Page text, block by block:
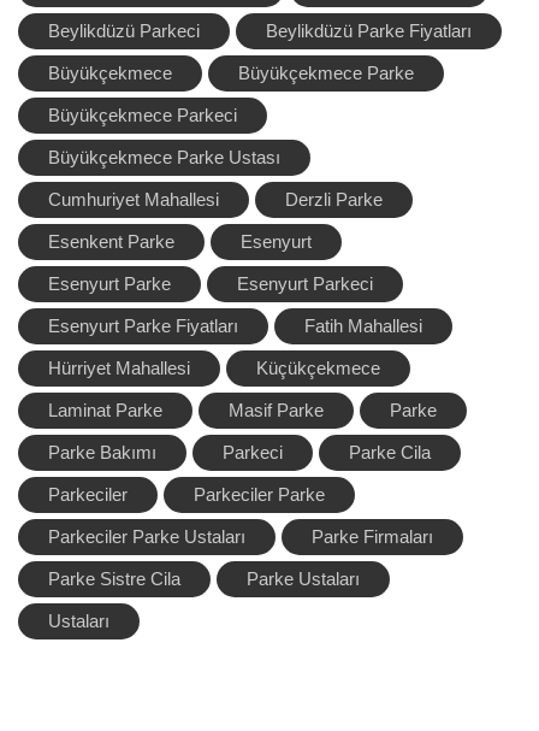
Beylikdüzü Parkeci Beylikdüzü Parke Fiyatları
Büyükçekmece Büyükçekmece Parke
Büyükçekmece Parkeci
Büyükçekmece Parke Ustası
Cumhuriyet Mahallesi Derzli Parke
Esenkent Parke Esenyurt
Esenyurt Parke Esenyurt Parkeci
Esenyurt Parke Fiyatları Fatih Mahallesi
Hürriyet Mahallesi Küçükçekmece
Laminat Parke Masif Parke Parke
Parke Bakımı Parkeci Parke Cila
Parkeciler Parkeciler Parke
Parkeciler Parke Ustaları Parke Firmaları
Parke Sistre Cila Parke Ustaları
Ustaları